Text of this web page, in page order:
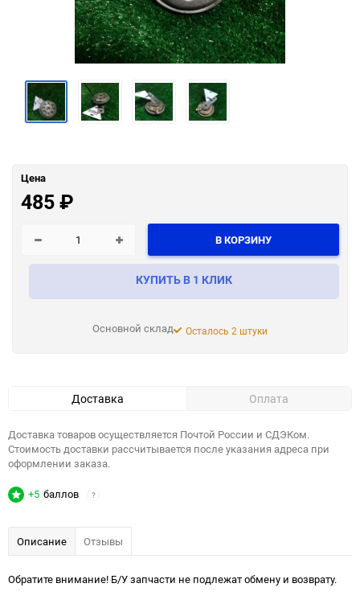
Цена
485₽
В КОРЗИНУ
КУПИТЬ В 1 КЛИК
Основной склад Осталось 2 штуки
Доставка Оплата
Доставка товаров осуществляется Почтой России и СДЭКом.
Стоимость доставки рассчитывается после указания адреса при
оформлении заказа.
+5 баллов ?
Описание Отзывы
Обратите внимание! Б/У запчасти не подлежат обмену и возврату.